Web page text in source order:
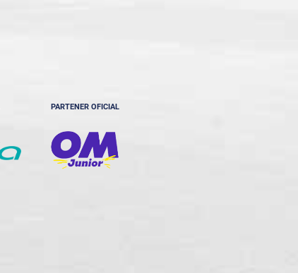
PARTENER OFICIAL